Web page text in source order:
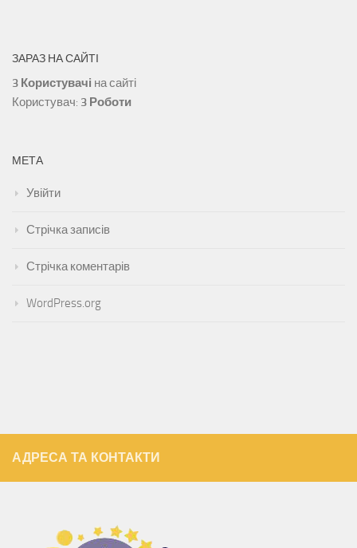
ЗАРАЗ НА САЙТІ
3 Користувачі на сайті
Користувач: 3 Роботи
МЕТА
Увійти
Стрічка записів
Стрічка коментарів
WordPress.org
АДРЕСА ТА КОНТАКТИ